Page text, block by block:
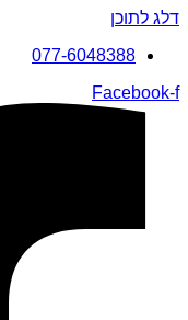
דלג לתוכן
077-6048388
Facebook-f